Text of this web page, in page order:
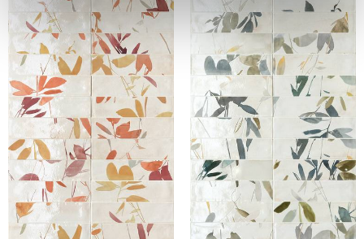
We use cookies to personalise content and ads, to
provide social media features and to analyse our traffic.
We also share information about your use of our site with
our social media, advertising and analytics partners who
may combine it with other information that you’ve
provided to them or that they’ve collected from your use
of their services.